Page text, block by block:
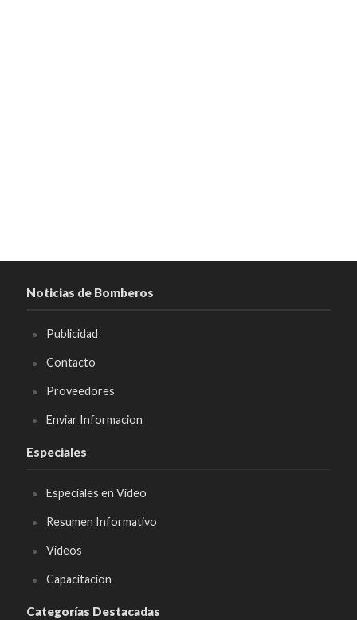
Noticias de Bomberos
Publicidad
Contacto
Proveedores
Enviar Informacion
Especiales
Especiales en Video
Resumen Informativo
Videos
Capacitacion
Categorías Destacadas